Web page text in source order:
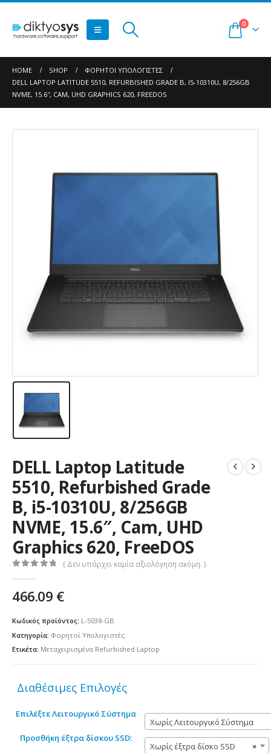
0
HOME SHOP
ΦΟΡΗΤΟΊ ΥΠΟΛΟΓΙΣΤΈΣ
DELL LAPTOP LATITUDE 5510, REFURBISHED GRADE B, I5-10310U, 8/256GB
NVME, 15.6″, CAM, UHD GRAPHICS 620, FREEDOS
DELL Laptop Latitude
5510, Refurbished Grade
B, i5-10310U, 8/256GB
NVME, 15.6″, Cam, UHD
Graphics 620, FreeDOS
( Δεν υπάρχει καμία αξιολόγηση ακόμη. )
466.09 €
Κωδικός προϊόντος: L-5038-GB
Κατηγορία: Φορητοί Υπολογιστές
Ετικέτα: Μεταχειρισμένα Refurbished Laptop
Διαθέσιμες Επιλογές
Επιλέξτε Λειτουργικό Σύστημα
Χωρίς Λειτουργικό Σύστημα
Προσθήκη έξτρα δίσκου SSD:
×
Χωρίς έξτρα δίσκο SSD